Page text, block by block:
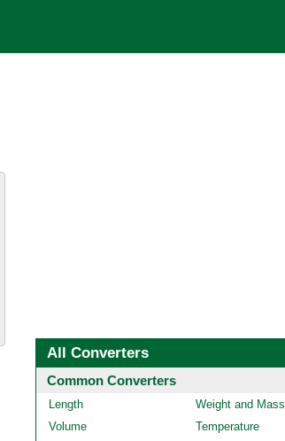
All Converters
Common Converters
Length
Weight and Mass
Volume
Temperature